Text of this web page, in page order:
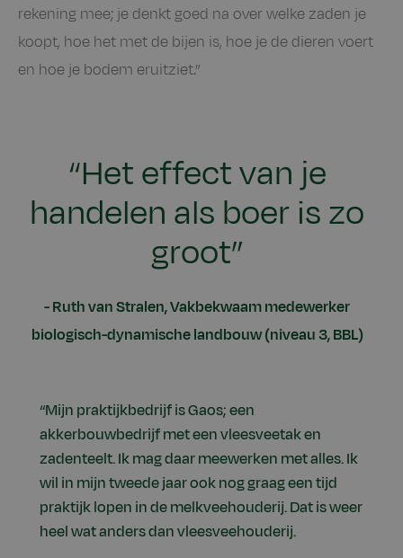
rekening mee; je denkt goed na over welke zaden je
koopt, hoe het met de bijen is, hoe je de dieren voert
en hoe je bodem eruitziet.”
“Het effect van je
handelen als boer is zo
groot”
Ruth van Stralen, Vakbekwaam medewerker
biologisch-dynamische landbouw (niveau 3, BBL)
“Mijn praktijkbedrijf is Gaos; een
akkerbouwbedrijf met een vleesveetak en
zadenteelt. Ik mag daar meewerken met alles. Ik
wil in mijn tweede jaar ook nog graag een tijd
praktijk lopen in de melkveehouderij. Dat is weer
heel wat anders dan vleesveehouderij.